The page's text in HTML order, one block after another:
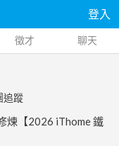
登入
徵才 聊天
追蹤
煉【2026 iThome 鐵